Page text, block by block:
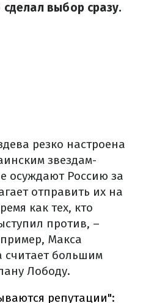
выбор сразу.
резко настроена
звездам-
осуждают Россию за
отправить их на
как тех, кто
против, –
Макса
считает большим
Лободу.
репутации":